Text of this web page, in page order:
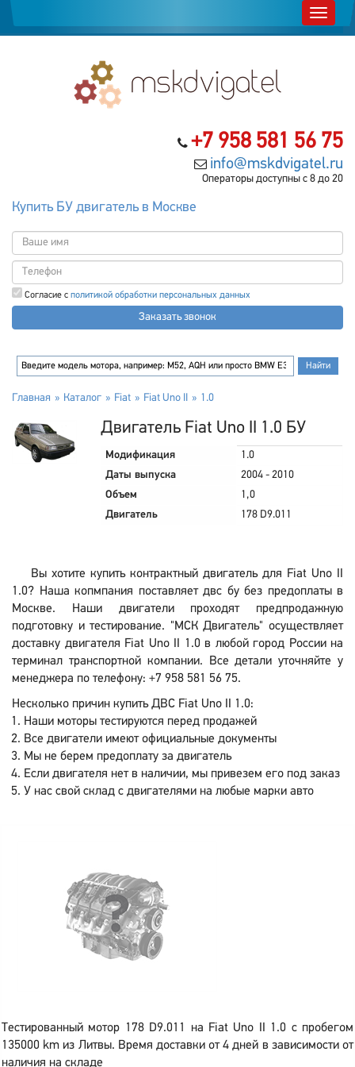
+7 958 581 56 75
info@mskdvigatel.ru
Операторы доступны с 8 до 20
Купить БУ двигатель в Москве
Согласие с политикой обработки персональных данных
Заказать звонок
Главная Каталог Fiat Fiat Uno II 1.0
Двигатель Fiat Uno II 1.0 БУ
Модификация
1.0
Даты выпуска
2004 - 2010
Объем
1,0
Двигатель
178 D9.011
Вы хотите купить контрактный двигатель для Fiat Uno II
1.0? Наша копмпания поставляет двс бу без предоплаты в
Москве. Наши двигатели проходят предпродажную
подготовку и тестирование. "МСК Двигатель" осуществляет
доставку двигателя Fiat Uno II 1.0 в любой город России на
терминал транспортной компании. Все детали уточняйте у
менеджера по телефону: +7 958 581 56 75.
Несколько причин купить ДВС Fiat Uno II 1.0:
Наши моторы тестируются перед продажей
Все двигатели имеют официальные документы
Мы не берем предоплату за двигатель
Если двигателя нет в наличии, мы привезем его под заказ
У нас свой склад с двигателями на любые марки авто
Тестированный мотор 178 D9.011 на Fiat Uno II 1.0 с пробегом
135000 km из Литвы. Время доставки от 4 дней в зависимости от
наличия на складе